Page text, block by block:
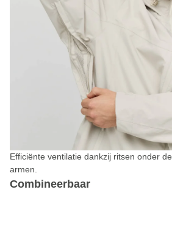
Efficiënte ventilatie dankzij ritsen onder de
armen.
Combineerbaar